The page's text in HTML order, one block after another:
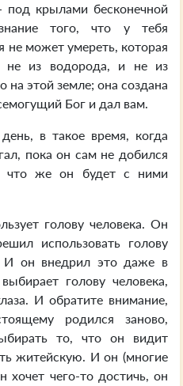
крылами бесконечной
того, что у тебя
не может умереть, которая
не из водорода, и не из
на этой земле; она создана
Бог и дал вам.
в такое время, когда
пока он сам не добился
что же он будет с ними
голову человека. Он
использовать голову
И он внедрил это даже в
голову человека,
И обратите внимание,
родился заново,
то, что он видит
житейскую. И он (многие
хочет чего-то достичь, он